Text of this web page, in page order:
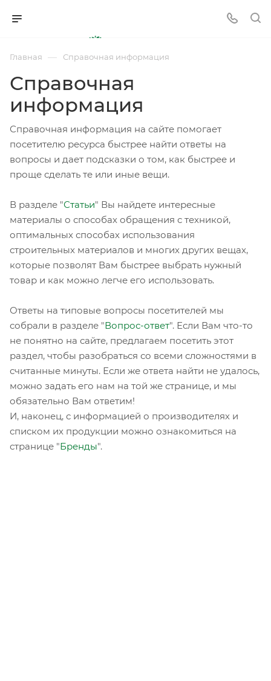
Главная — Справочная информация
Справочная
информация
Справочная информация на сайте помогает
посетителю ресурса быстрее найти ответы на
вопросы и дает подсказки о том, как быстрее и
проще сделать те или иные вещи.
В разделе "Статьи" Вы найдете интересные
материалы о способах обращения с техникой,
оптимальных способах использования
строительных материалов и многих других вещах,
которые позволят Вам быстрее выбрать нужный
товар и как можно легче его использовать.
Ответы на типовые вопросы посетителей мы
собрали в разделе "Вопрос-ответ". Если Вам что-то
не понятно на сайте, предлагаем посетить этот
раздел, чтобы разобраться со всеми сложностями в
считанные минуты. Если же ответа найти не удалось,
можно задать его нам на той же странице, и мы
обязательно Вам ответим!
И, наконец, с информацией о производителях и
списком их продукции можно ознакомиться на
странице "Бренды".